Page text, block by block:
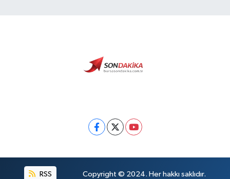
RSS Copyright © 2024. Her hakkı saklıdır.